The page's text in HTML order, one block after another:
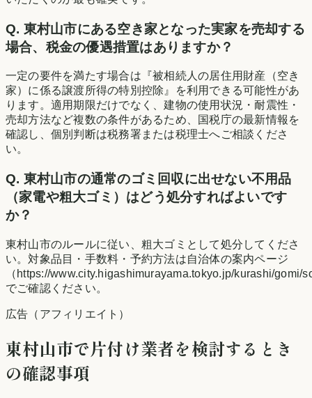
Q. 東村山市にある空き家となった実家を売却する
場合、税金の優遇措置はありますか？
一定の要件を満たす場合は『被相続人の居住用財産（空き
家）に係る譲渡所得の特別控除』を利用できる可能性があ
ります。適用期限だけでなく、建物の使用状況・耐震性・
売却方法など複数の条件があるため、国税庁の最新情報を
確認し、個別判断は税務署または税理士へご相談くださ
い。
Q. 東村山市の通常のゴミ回収に出せない不用品
（家電や粗大ゴミ）はどう処分すればよいです
か？
東村山市のルールに従い、粗大ゴミとして処分してくださ
い。対象品目・手数料・予約方法は自治体の案内ページ
（https://www.city.higashimurayama.tokyo.jp/kurashi/gomi/
でご確認ください。
広告（アフィリエイト）
東村山市で片付け業者を検討するとき
の確認事項